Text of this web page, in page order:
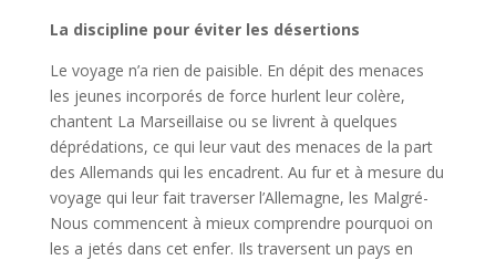
La discipline pour éviter les désertions
Le voyage n’a rien de paisible. En dépit des menaces
les jeunes incorporés de force hurlent leur colère,
chantent La Marseillaise ou se livrent à quelques
déprédations, ce qui leur vaut des menaces de la part
des Allemands qui les encadrent. Au fur et à mesure du
voyage qui leur fait traverser l’Allemagne, les Malgré-
Nous commencent à mieux comprendre pourquoi on
les a jetés dans cet enfer. Ils traversent un pays en